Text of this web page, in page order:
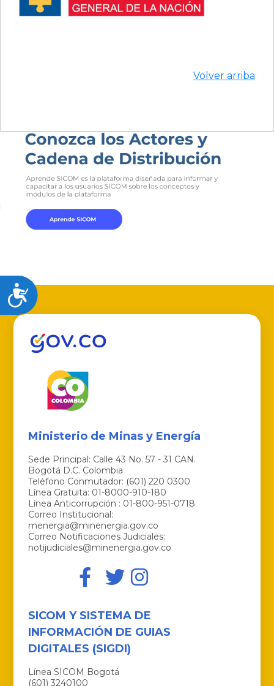
Accesibilidad
Volver arriba
Ministerio de Minas y Energía
Sede Principal: Calle 43 No. 57 - 31 CAN.
Bogotá D.C. Colombia
Teléfono Conmutador: (601) 220 0300
Línea Gratuita: 01-8000-910-180
Línea Anticorrupción : 01-800-951-0718
Correo Institucional:
menergia@minenergia.gov.co
Correo Notificaciones Judiciales:
notijudiciales@minenergia.gov.co
SICOM Y SISTEMA DE
INFORMACIÓN DE GUIAS
DIGITALES (SIGDI)
Línea SICOM Bogotá
(601) 3240100